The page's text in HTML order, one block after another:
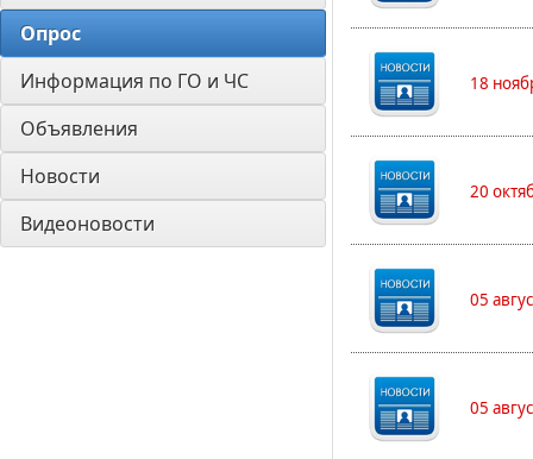
Опрос
Информация по ГО и ЧС
Объявления
Новости
Видеоновости
18
20
05
05